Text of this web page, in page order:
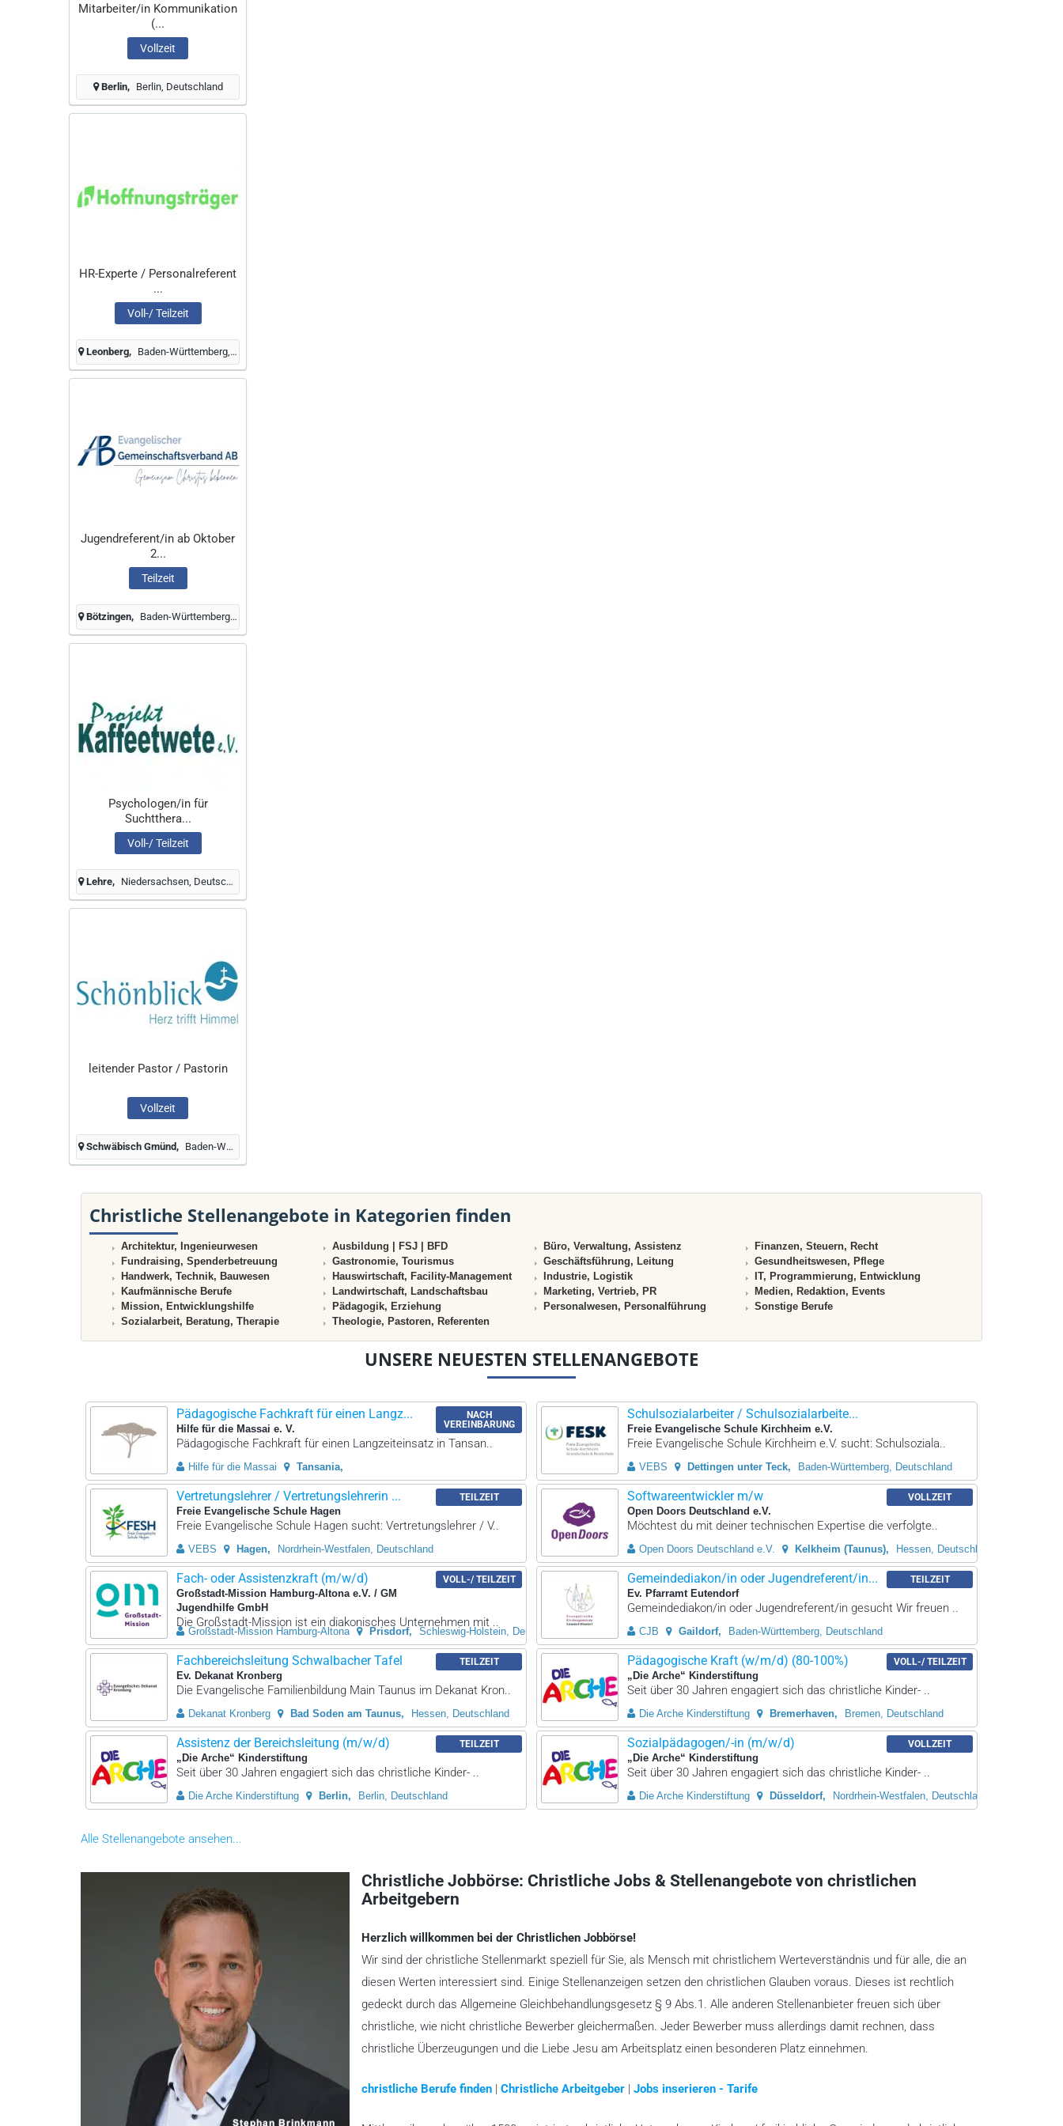
Mitarbeiter/in Kommunikation
(...
Vollzeit
Berlin Berlin, Deutschland
HR-Experte / Personalreferent
...
Voll-/ Teilzeit
Leonberg Baden-Württemberg, Deutschland
Jugendreferent/in ab Oktober
2...
Teilzeit
Bötzingen Baden-Württemberg, Deutschland
Psychologen/in für
Suchtthera...
Voll-/ Teilzeit
Lehre Niedersachsen, Deutschland
leitender Pastor / Pastorin
Vollzeit
Schwäbisch Gmünd Baden-Württemberg, Deutschland
Christliche Stellenangebote in Kategorien finden
Architektur, Ingenieurwesen Ausbildung | FSJ | BFD Büro, Verwaltung, Assistenz
Finanzen, Steuern, Recht
Fundraising, Spenderbetreuung
Gastronomie, Tourismus Geschäftsführung, Leitung
Gesundheitswesen, Pflege
Handwerk, Technik, Bauwesen
Hauswirtschaft, Facility-Management Industrie, Logistik
IT, Programmierung, Entwicklung
Kaufmännische Berufe
Landwirtschaft, Landschaftsbau Marketing, Vertrieb, PR
Medien, Redaktion, Events
Mission, Entwicklungshilfe
Pädagogik, Erziehung Personalwesen, Personalführung
Sonstige Berufe
Sozialarbeit, Beratung, Therapie
Theologie, Pastoren, Referenten
UNSERE NEUESTEN STELLENANGEBOTE
Pädagogische Fachkraft für einen Langz...
Hilfe für die Massai e. V.
NACH
VEREINBARUNG
Pädagogische Fachkraft für einen Langzeiteinsatz in Tansan..
Hilfe für die Massai Tansania
Schulsozialarbeiter / Schulsozialarbeite...
Freie Evangelische Schule Kirchheim e.V.
Freie Evangelische Schule Kirchheim e.V. sucht: Schulsoziala..
VEBS Dettingen unter Teck Baden-Württemberg, Deutschland
Vertretungslehrer / Vertretungslehrerin ...
Freie Evangelische Schule Hagen
TEILZEIT
Freie Evangelische Schule Hagen sucht: Vertretungslehrer / V..
VEBS Hagen Nordrhein-Westfalen, Deutschland
Softwareentwickler m/w
Open Doors Deutschland e.V.
VOLLZEIT
Möchtest du mit deiner technischen Expertise die verfolgte..
Open Doors Deutschland e.V. Kelkheim (Taunus) Hessen, Deutschland
Fach- oder Assistenzkraft (m/w/d)
Großstadt-Mission Hamburg-Altona e.V. / GM
Jugendhilfe GmbH
VOLL-/ TEILZEIT
Die Großstadt-Mission ist ein diakonisches Unternehmen mit ..
Großstadt-Mission Hamburg-Altona Prisdorf Schleswig-Holstein, Deutschland
Gemeindediakon/in oder Jugendreferent/in...
Ev. Pfarramt Eutendorf
TEILZEIT
Gemeindediakon/in oder Jugendreferent/in gesucht Wir freuen ..
CJB Gaildorf Baden-Württemberg, Deutschland
Fachbereichsleitung Schwalbacher Tafel
Ev. Dekanat Kronberg
TEILZEIT
Die Evangelische Familienbildung Main Taunus im Dekanat Kron..
Dekanat Kronberg Bad Soden am Taunus Hessen, Deutschland
Pädagogische Kraft (w/m/d) (80-100%)
„Die Arche“ Kinderstiftung
VOLL-/ TEILZEIT
Seit über 30 Jahren engagiert sich das christliche Kinder- ..
Die Arche Kinderstiftung Bremerhaven Bremen, Deutschland
Assistenz der Bereichsleitung (m/w/d)
„Die Arche“ Kinderstiftung
TEILZEIT
Seit über 30 Jahren engagiert sich das christliche Kinder- ..
Die Arche Kinderstiftung Berlin Berlin, Deutschland
Sozialpädagogen/-in (m/w/d)
„Die Arche“ Kinderstiftung
VOLLZEIT
Seit über 30 Jahren engagiert sich das christliche Kinder- ..
Die Arche Kinderstiftung Düsseldorf Nordrhein-Westfalen, Deutschland
Alle Stellenangebote ansehen...
Christliche Jobbörse: Christliche Jobs & Stellenangebote von christlichen
Arbeitgebern
Herzlich willkommen bei der Christlichen Jobbörse!
Wir sind der christliche Stellenmarkt speziell für Sie, als Mensch mit christlichem Werteverständnis und für alle, die an
diesen Werten interessiert sind. Einige Stellenanzeigen setzen den christlichen Glauben voraus. Dieses ist rechtlich
gedeckt durch das Allgemeine Gleichbehandlungsgesetz § 9 Abs.1. Alle anderen Stellenanbieter freuen sich über
christliche, wie nicht christliche Bewerber gleichermaßen. Jeder Bewerber muss allerdings damit rechnen, dass
christliche Überzeugungen und die Liebe Jesu am Arbeitsplatz einen besonderen Platz einnehmen.
christliche Berufe finden Christliche Arbeitgeber Jobs inserieren - Tarife